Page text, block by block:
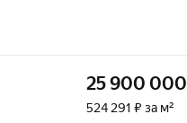
25 900 000
524 291 ₽ за м²